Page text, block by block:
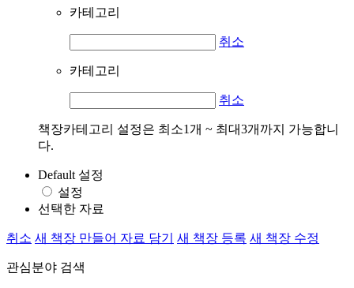
카테고리
취소
카테고리
취소
책장카테고리 설정은 최소1개 ~ 최대3개까지 가능합니
다.
Default 설정
설정
선택한 자료
취소 새 책장 만들어 자료 담기 새 책장 등록 새 책장 수정
관심분야 검색